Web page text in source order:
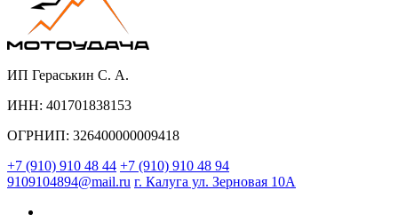
ИП Гераськин С. А.
ИНН: 401701838153
ОГРНИП: 326400000009418
+7 (910) 910 48 44 +7 (910) 910 48 94
9109104894@mail.ru г. Калуга ул. Зерновая 10А